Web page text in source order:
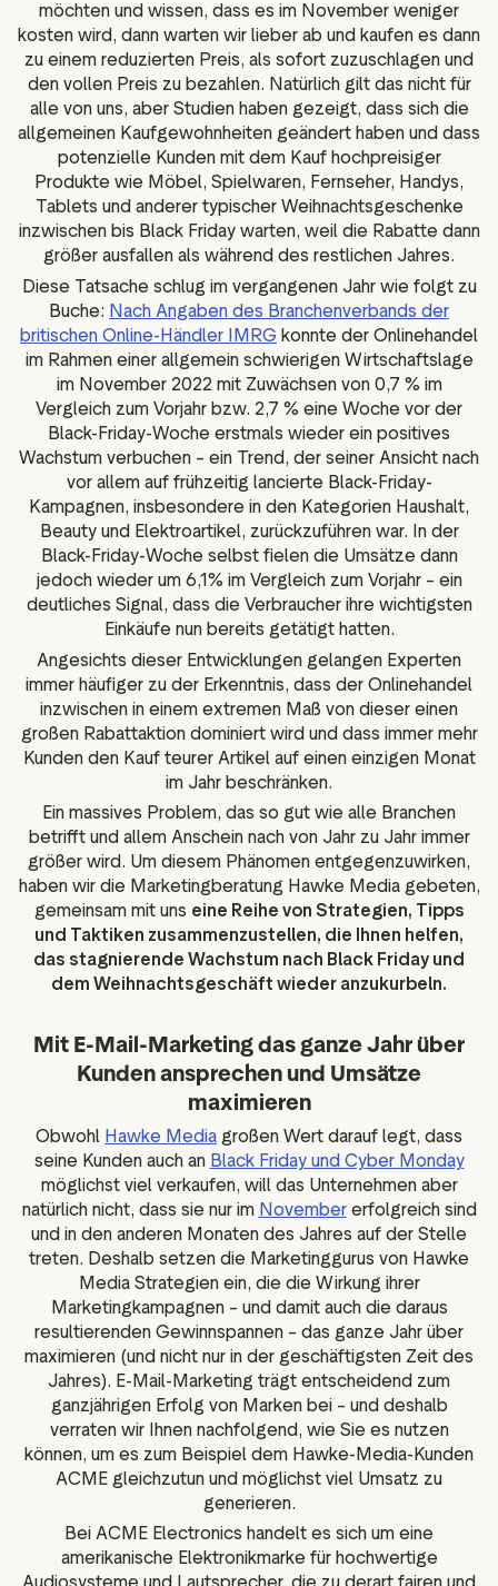
möchten und wissen, dass es im November weniger
kosten wird, dann warten wir lieber ab und kaufen es dann
zu einem reduzierten Preis, als sofort zuzuschlagen und
den vollen Preis zu bezahlen. Natürlich gilt das nicht für
alle von uns, aber Studien haben gezeigt, dass sich die
allgemeinen Kaufgewohnheiten geändert haben und dass
potenzielle Kunden mit dem Kauf hochpreisiger
Produkte wie Möbel, Spielwaren, Fernseher, Handys,
Tablets und anderer typischer Weihnachtsgeschenke
inzwischen bis Black Friday warten, weil die Rabatte dann
größer ausfallen als während des restlichen Jahres.
Diese Tatsache schlug im vergangenen Jahr wie folgt zu
Buche: Nach Angaben des Branchenverbands der
britischen Online-Händler IMRG konnte der Onlinehandel
im Rahmen einer allgemein schwierigen Wirtschaftslage
im November 2022 mit Zuwächsen von 0,7 % im
Vergleich zum Vorjahr bzw. 2,7 % eine Woche vor der
Black-Friday-Woche erstmals wieder ein positives
Wachstum verbuchen – ein Trend, der seiner Ansicht nach
vor allem auf frühzeitig lancierte Black-Friday-
Kampagnen, insbesondere in den Kategorien Haushalt,
Beauty und Elektroartikel, zurückzuführen war. In der
Black-Friday-Woche selbst fielen die Umsätze dann
jedoch wieder um 6,1% im Vergleich zum Vorjahr – ein
deutliches Signal, dass die Verbraucher ihre wichtigsten
Einkäufe nun bereits getätigt hatten.
Angesichts dieser Entwicklungen gelangen Experten
immer häufiger zu der Erkenntnis, dass der Onlinehandel
inzwischen in einem extremen Maß von dieser einen
großen Rabattaktion dominiert wird und dass immer mehr
Kunden den Kauf teurer Artikel auf einen einzigen Monat
im Jahr beschränken.
Ein massives Problem, das so gut wie alle Branchen
betrifft und allem Anschein nach von Jahr zu Jahr immer
größer wird. Um diesem Phänomen entgegenzuwirken,
haben wir die Marketingberatung Hawke Media gebeten,
gemeinsam mit uns eine Reihe von Strategien, Tipps
und Taktiken zusammenzustellen, die Ihnen helfen,
das stagnierende Wachstum nach Black Friday und
dem Weihnachtsgeschäft wieder anzukurbeln.
Mit E-Mail-Marketing das ganze Jahr über
Kunden ansprechen und Umsätze
maximieren
Obwohl Hawke Media großen Wert darauf legt, dass
seine Kunden auch an Black Friday und Cyber Monday
möglichst viel verkaufen, will das Unternehmen aber
natürlich nicht, dass sie nur im Novembererfolgreich sind
und in den anderen Monaten des Jahres auf der Stelle
treten. Deshalb setzen die Marketinggurus von Hawke
Media Strategien ein, die die Wirkung ihrer
Marketingkampagnen – und damit auch die daraus
resultierenden Gewinnspannen – das ganze Jahr über
maximieren (und nicht nur in der geschäftigsten Zeit des
Jahres). E-Mail-Marketing trägt entscheidend zum
ganzjährigen Erfolg von Marken bei – und deshalb
verraten wir Ihnen nachfolgend, wie Sie es nutzen
können, um es zum Beispiel dem Hawke-Media-Kunden
ACME gleichzutun und möglichst viel Umsatz zu
generieren.
Bei ACME Electronics handelt es sich um eine
amerikanische Elektronikmarke für hochwertige